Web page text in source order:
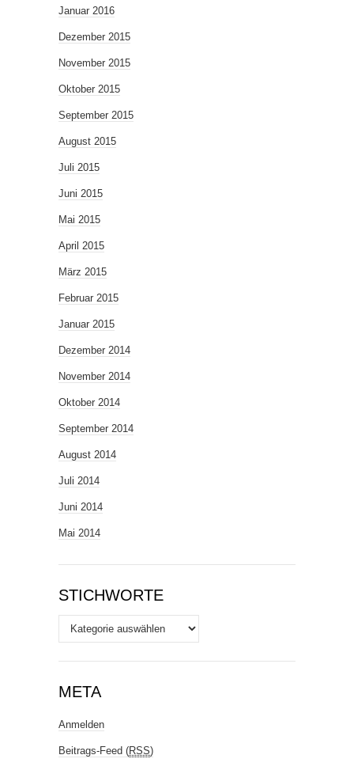
Januar 2016
Dezember 2015
November 2015
Oktober 2015
September 2015
August 2015
Juli 2015
Juni 2015
Mai 2015
April 2015
März 2015
Februar 2015
Januar 2015
Dezember 2014
November 2014
Oktober 2014
September 2014
August 2014
Juli 2014
Juni 2014
Mai 2014
STICHWORTE
Stichworte
META
Anmelden
Beitrags-Feed (RSS)